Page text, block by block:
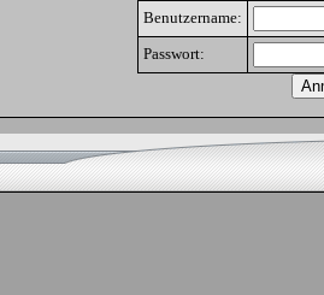
Benutzername:
Passwort: